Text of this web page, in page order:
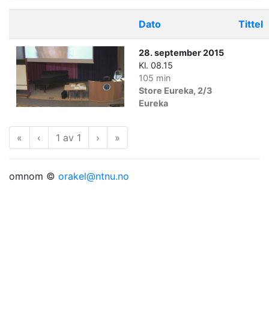
Dato Tittel
28. september 2015
Kl. 08.15
105 min
Store Eureka, 2/3
Eureka
« Første
‹ Forrige
1 av 1 › Neste
»
omnom © orakel@ntnu.no